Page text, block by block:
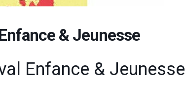
& Jeunesse
Enfance & Jeunesse